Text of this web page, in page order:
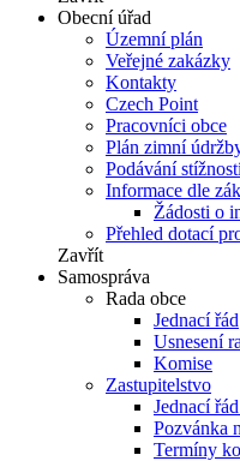
Obecní úřad
Územní plán
Veřejné zakázky
Kontakty
Czech Point
Pracovníci obce
Plán zimní
Podávání
Informace dle
Žádosti o
Přehled dotací
Zavřít
Samospráva
Rada obce
Jednací řád
Usnesení
Komise
Zastupitelstvo
Jednací
Pozvánka
Termíny